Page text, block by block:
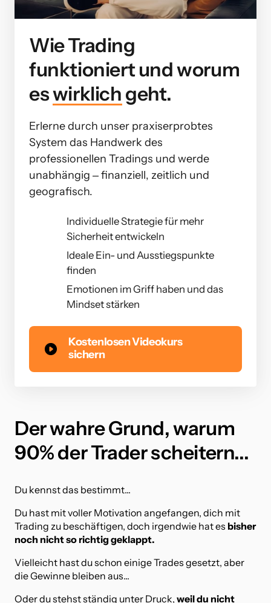
Wie Trading
funktioniert und worum
es wirklich geht.
Erlerne durch unser praxiserprobtes
System das Handwerk des
professionellen Tradings und werde
unabhängig ‒ finanziell, zeitlich und
geografisch.
Individuelle Strategie für mehr
Sicherheit entwickeln
Ideale Ein- und Ausstiegspunkte
finden
Emotionen im Griff haben und das
Mindset stärken
Kostenlosen Videokurs
sichern
Der wahre Grund, warum
90% der Trader scheitern...
Du kennst das bestimmt...
Du hast mit voller Motivation angefangen, dich mit
Trading zu beschäftigen, doch irgendwie hat es bisher
noch nicht so richtig geklappt.
Vielleicht hast du schon einige Trades gesetzt, aber
die Gewinne bleiben aus...
Oder du stehst ständig unter Druck, weil du nicht